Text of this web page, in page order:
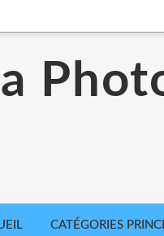
CATÉGORIES